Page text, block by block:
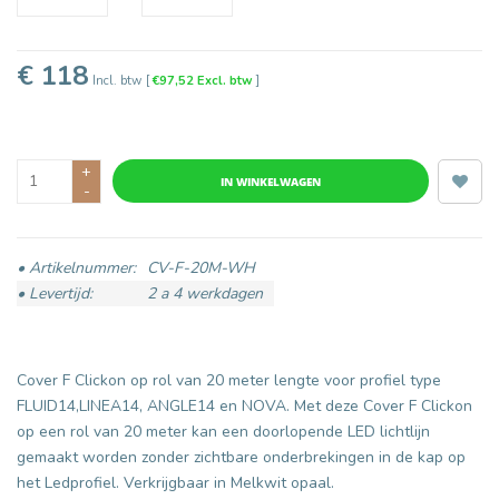
€ 118 Incl. btw [€97,52 Excl. btw]
+
-
IN WINKELWAGEN
• Artikelnummer:
CV-F-20M-WH
• Levertijd:
2 a 4 werkdagen
Cover F Clickon op rol van 20 meter lengte voor profiel type
FLUID14,LINEA14, ANGLE14 en NOVA. Met deze Cover F Clickon
op een rol van 20 meter kan een doorlopende LED lichtlijn
gemaakt worden zonder zichtbare onderbrekingen in de kap op
het Ledprofiel. Verkrijgbaar in Melkwit opaal.